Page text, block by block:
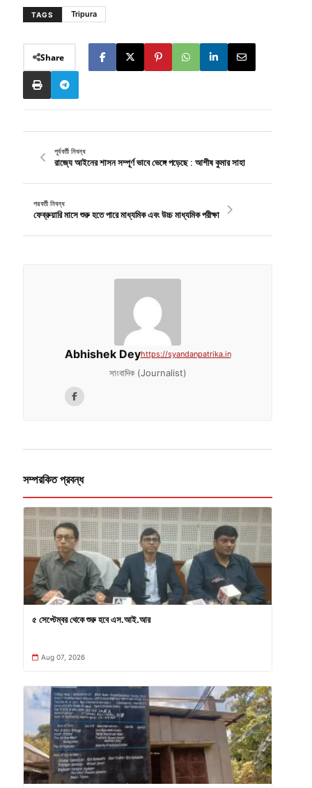
TAGS Tripura
Share
পূর্ববর্তী নিবন্ধ
রাজ্যে আইনের শাসন সম্পূর্ণ ভাবে ভেঙ্গে পড়েছে : আশীষ কুমার সাহা
পরবর্তী নিবন্ধ
ফেব্রুয়ারি মাসে শুরু হতে পারে মাধ্যমিক এবং উচ্চ মাধ্যমিক পরীক্ষা
Abhishek Deyhttps://syandanpatrika.in
সাংবাদিক (Journalist)
সম্পরকিত প্রবন্ধ
৫ সেপ্টেম্বর থেকে শুরু হবে এস.আই.আর
Aug 07, 2026